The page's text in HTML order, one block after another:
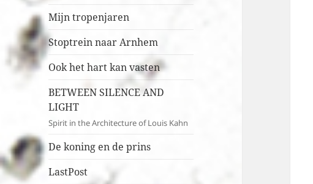
Mijn tropenjaren
Stoptrein naar Arnhem
Ook het hart kan vasten
BETWEEN SILENCE AND
LIGHT
Spirit in the Architecture of Louis Kahn
De koning en de prins
LastPost